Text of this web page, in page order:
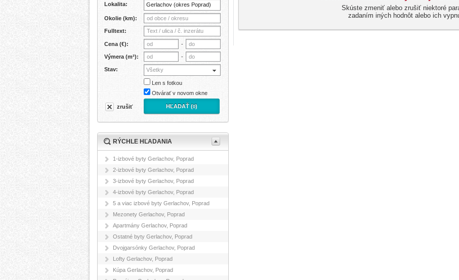
Skúste zmeniť alebo zrušiť niektoré
zadaním iných hodnôt alebo ich
Lokalita:
Okolie (km):
Fulltext:
Cena (€): -
Výmera (m²): -
Stav: Všetky
Len s fotkou
Otvárať v novom okne
zrušiť HĽADAŤ (0)
RÝCHLE HĽADANIA
1-izbové byty Gerlachov, Poprad
2-izbové byty Gerlachov, Poprad
3-izbové byty Gerlachov, Poprad
4-izbové byty Gerlachov, Poprad
5 a viac izbové byty Gerlachov, Poprad
Mezonety Gerlachov, Poprad
Apartmány Gerlachov, Poprad
Ostatné byty Gerlachov, Poprad
Dvojgarsónky Gerlachov, Poprad
Lofty Gerlachov, Poprad
Kúpa Gerlachov, Poprad